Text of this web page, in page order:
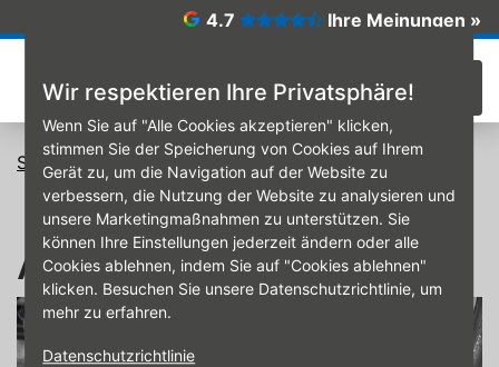
Wir respektieren Ihre Privatsphäre!
Wenn Sie auf "Alle Cookies akzeptieren" klicken,
stimmen Sie der Speicherung von Cookies auf Ihrem
Gerät zu, um die Navigation auf der Website zu
verbessern, die Nutzung der Website zu analysieren und
unsere Marketingmaßnahmen zu unterstützen. Sie
können Ihre Einstellungen jederzeit ändern oder alle
Cookies ablehnen, indem Sie auf "Cookies ablehnen"
klicken. Besuchen Sie unsere Datenschutzrichtlinie, um
mehr zu erfahren.
Datenschutzrichtlinie
4.7 Ihre Meinungen »
Startseite Achsvermessung
Achsvermessung